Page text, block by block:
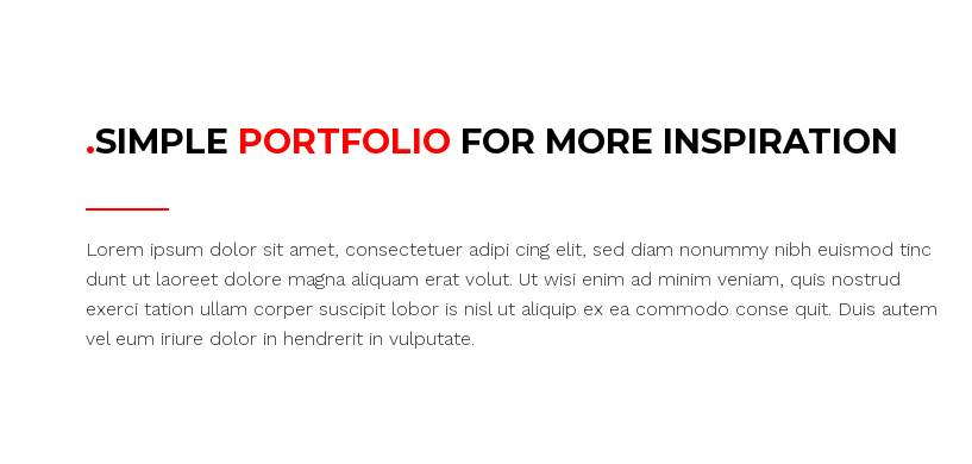
.SIMPLE PORTFOLIO FOR MORE INSPIRATION
Lorem ipsum dolor sit amet, consectetuer adipi cing elit, sed diam nonummy nibh euismod tinc
dunt ut laoreet dolore magna aliquam erat volut. Ut wisi enim ad minim veniam, quis nostrud
exerci tation ullam corper suscipit lobor is nisl ut aliquip ex ea commodo conse quit. Duis autem
vel eum iriure dolor in hendrerit in vulputate.